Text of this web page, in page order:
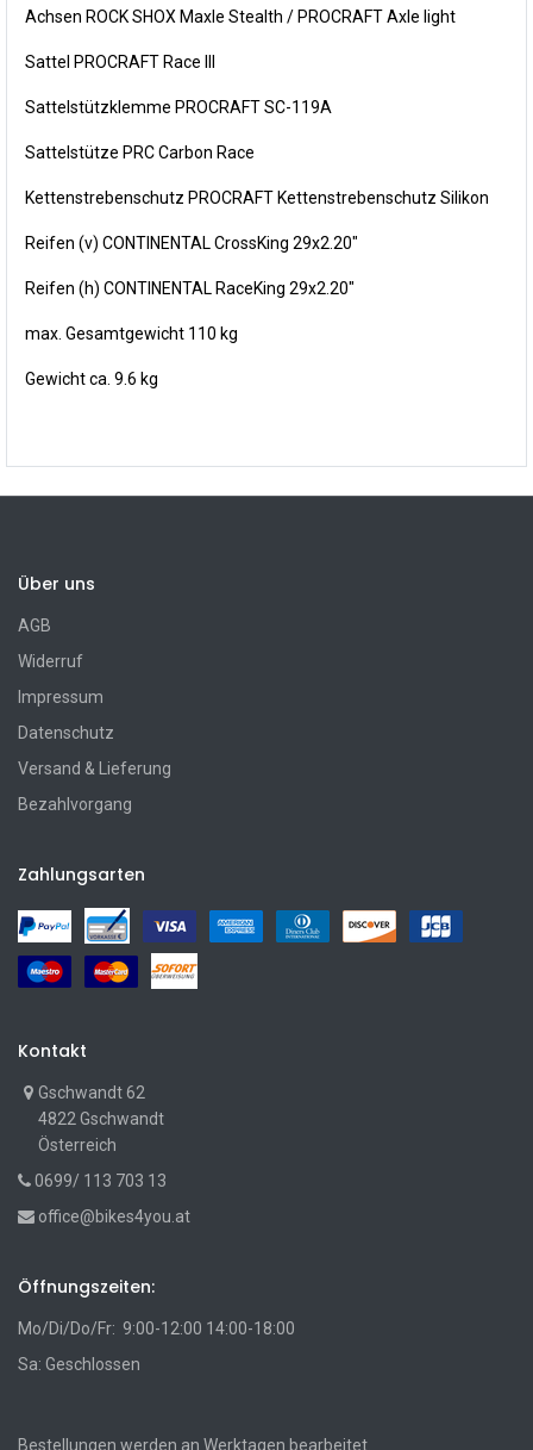
Achsen ROCK SHOX Maxle Stealth / PROCRAFT Axle light
Sattel PROCRAFT Race III
Sattelstützklemme PROCRAFT SC-119A
Sattelstütze PRC Carbon Race
Kettenstrebenschutz PROCRAFT Kettenstrebenschutz Silikon
Reifen (v) CONTINENTAL CrossKing 29x2.20"
Reifen (h) CONTINENTAL RaceKing 29x2.20"
max. Gesamtgewicht 110 kg
Gewicht ca. 9.6 kg
Über uns
AGB
Widerruf
Impressum
Datenschutz
Versand & Lieferung
Bezahlvorgang
Zahlungsarten
Kontakt
Gschwandt 62
4822 Gschwandt
Österreich
0699/ 113 703 13
office@bikes4you.at
Öffnungszeiten:
Mo/Di/Do/Fr: 9:00-12:00 14:00-18:00
Sa: Geschlossen
Bestellungen werden an Werktagen bearbeitet.